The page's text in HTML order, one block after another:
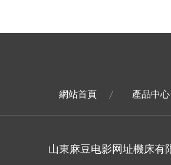
網站首頁 產品中心
山東麻豆电影网址機床有限公